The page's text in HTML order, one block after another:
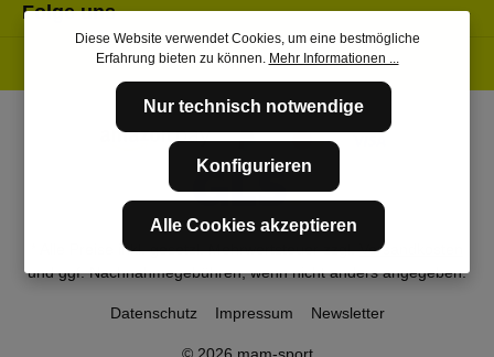
Folge uns
* Alle Preise inkl. gesetzl. Mehrwertsteuer zzgl.Versandkosten
und ggf. Nachnahmegebühren, wenn nicht anders angegeben.
Datenschutz Impressum Newsletter
Diese Website verwendet Cookies, um eine bestmögliche
Erfahrung bieten zu können. Mehr Informationen ...
Nur technisch notwendige
Konfigurieren
Alle Cookies akzeptieren